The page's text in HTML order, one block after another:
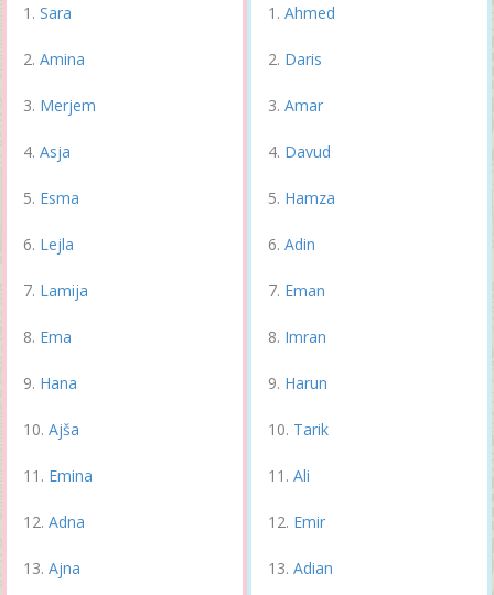
Sara
Amina
Merjem
Asja
Esma
Lejla
Lamija
Ema
Hana
Ajša
Emina
Adna
Ajna
Ahmed
Daris
Amar
Davud
Hamza
Adin
Eman
Imran
Harun
Tarik
Ali
Emir
Adian